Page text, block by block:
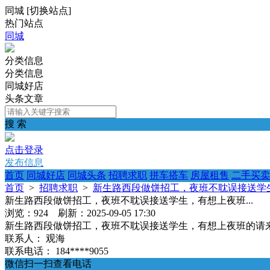
同城 [切换站点]
热门站点
同城
分类信息
分类信息
同城好店
头条文章
搜 索
点击登录
发布信息
首页 同城好店 同城头条 招聘求职 拼车搭车 房屋租售 二手买卖
首页 > 招聘求职 > 新生路西段做饼招工，夜班不耽误接送学
新生路西段做饼招工，夜班不耽误接送学生，有想上夜班...
浏览：924 刷新：2025-09-05 17:30
新生路西段做饼招工，夜班不耽误接送学生，有想上夜班的
联系人：
观海
联系电话：
184****9055
微信扫一扫查看电话